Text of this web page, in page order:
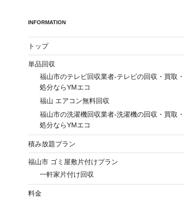
INFORMATION
トップ
単品回収
福山市のテレビ回収業者-テレビの回収・買取・
処分ならYMエコ
福山 エアコン無料回収
福山市の洗濯機回収業者-洗濯機の回収・買取・
処分ならYMエコ
積み放題プラン
福山市 ゴミ屋敷片付けプラン
一軒家片付け回収
料金